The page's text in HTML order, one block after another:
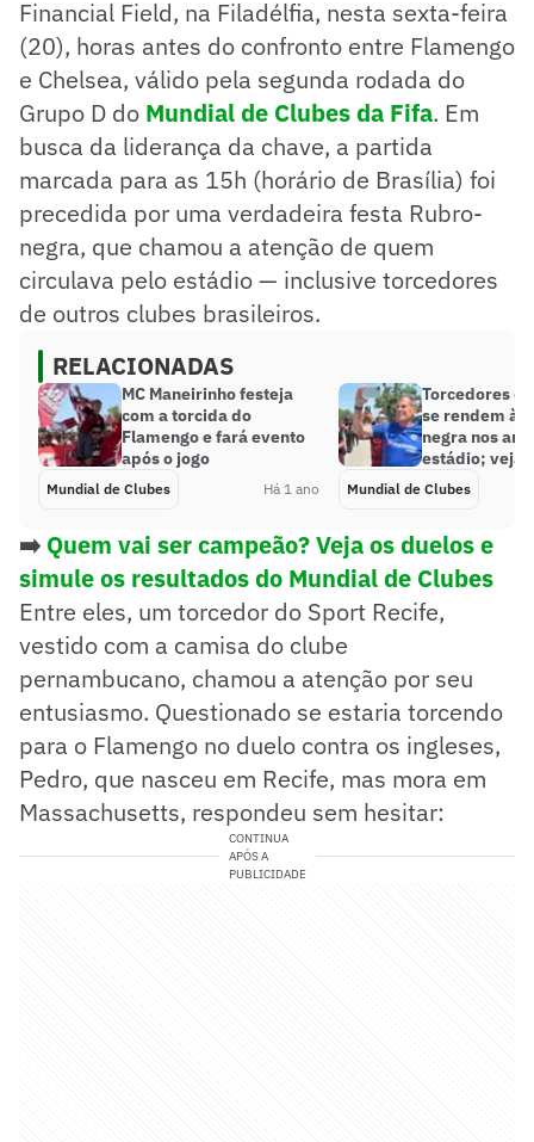
Financial Field, na Filadélfia, nesta sexta-feira
(20), horas antes do confronto entre Flamengo
e Chelsea, válido pela segunda rodada do
Grupo D do Mundial de Clubes da Fifa. Em
busca da liderança da chave, a partida
marcada para as 15h (horário de Brasília) foi
precedida por uma verdadeira festa Rubro-
negra, que chamou a atenção de quem
circulava pelo estádio — inclusive torcedores
de outros clubes brasileiros.
RELACIONADAS
MC Maneirinho festeja
com a torcida do
Flamengo e fará evento
após o jogo
Mundial de Clubes Há 1 ano
Torcedores
se rendem à
negra nos
estádio; veja
Mundial de Clubes
➡️ Quem vai ser campeão? Veja os duelos e
simule os resultados do Mundial de Clubes
Entre eles, um torcedor do Sport Recife,
vestido com a camisa do clube
pernambucano, chamou a atenção por seu
entusiasmo. Questionado se estaria torcendo
para o Flamengo no duelo contra os ingleses,
Pedro, que nasceu em Recife, mas mora em
Massachusetts, respondeu sem hesitar:
CONTINUA
APÓS A
PUBLICIDADE